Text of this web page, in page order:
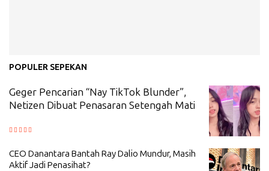
POPULER SEPEKAN
Geger Pencarian “Nay TikTok Blunder”,
Netizen Dibuat Penasaran Setengah Mati
CEO Danantara Bantah Ray Dalio Mundur, Masih
Aktif Jadi Penasihat?